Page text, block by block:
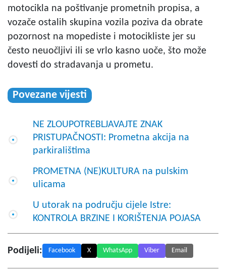
motocikla na poštivanje prometnih propisa, a
vozače ostalih skupina vozila poziva da obrate
pozornost na mopediste i motocikliste jer su
često neuočljivi ili se vrlo kasno uoče, što može
dovesti do stradavanja u prometu.
Povezane vijesti
NE ZLOUPOTREBLJAVAJTE ZNAK
PRISTUPAČNOSTI: Prometna akcija na
parkiralištima
PROMETNA (NE)KULTURA na pulskim
ulicama
U utorak na području cijele Istre:
KONTROLA BRZINE I KORIŠTENJA POJASA
Podijeli: Facebook X WhatsApp Viber Email